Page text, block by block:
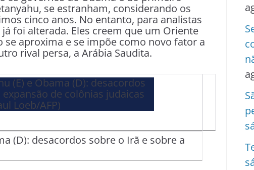
se estranham, considerando os
cinco anos. No entanto, para analistas
foi alterada. Eles creem que um Oriente
aproxima e se impõe como novo fator a
rival persa, a Arábia Saudita.
(D): desacordos sobre o Irã e sobre a